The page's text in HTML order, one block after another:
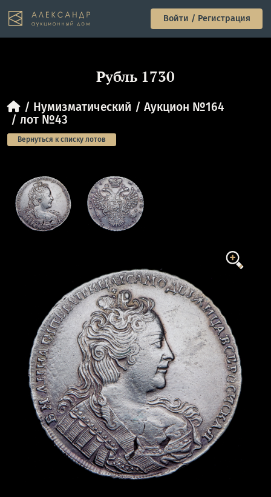
Войти / Регистрация
Рубль 1730
Нумизматический
Аукцион №164
лот №43
Вернуться к списку лотов